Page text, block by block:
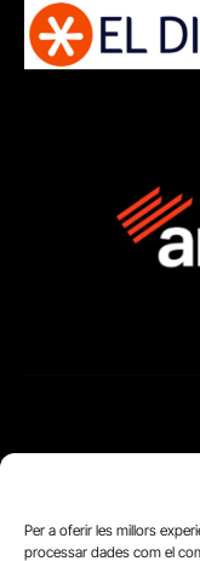
Per a oferir les millors
processar dades com el